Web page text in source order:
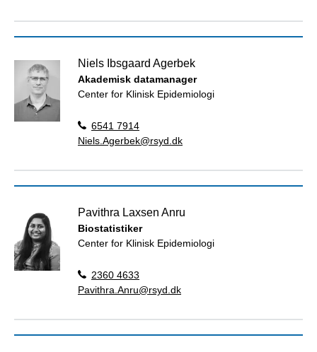
Niels Ibsgaard Agerbek
Akademisk datamanager
Center for Klinisk Epidemiologi
6541 7914
Niels.Agerbek@rsyd.dk
Pavithra Laxsen Anru
Biostatistiker
Center for Klinisk Epidemiologi
2360 4633
Pavithra.Anru@rsyd.dk